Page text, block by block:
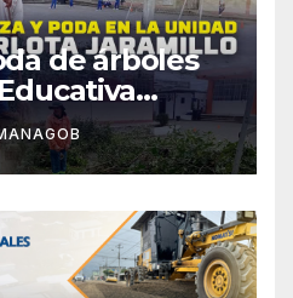
de árboles